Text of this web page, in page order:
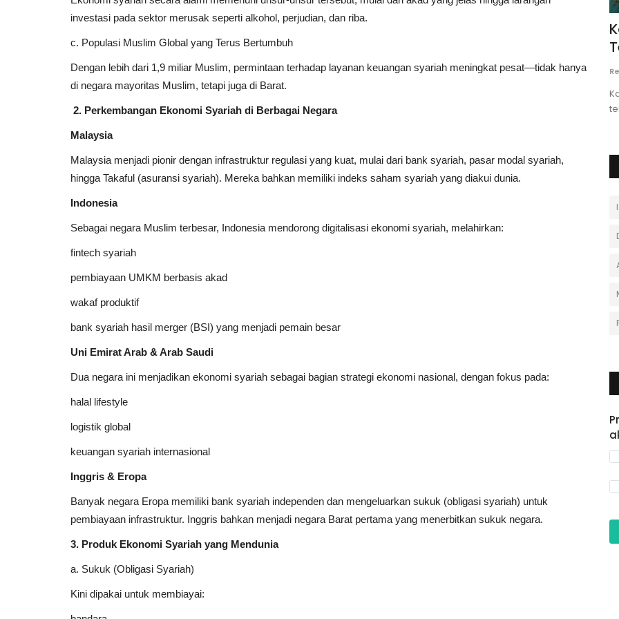
investasi pada sektor merusak seperti alkohol, perjudian, dan riba.
c. Populasi Muslim Global yang Terus Bertumbuh
Dengan lebih dari 1,9 miliar Muslim, permintaan terhadap layanan keuangan syariah meningkat pesat—tidak hanya
di negara mayoritas Muslim, tetapi juga di Barat.
2. Perkembangan Ekonomi Syariah di Berbagai Negara
Malaysia
Malaysia menjadi pionir dengan infrastruktur regulasi yang kuat, mulai dari bank syariah, pasar modal syariah,
hingga Takaful (asuransi syariah). Mereka bahkan memiliki indeks saham syariah yang diakui dunia.
Indonesia
Sebagai negara Muslim terbesar, Indonesia mendorong digitalisasi ekonomi syariah, melahirkan:
fintech syariah
pembiayaan UMKM berbasis akad
wakaf produktif
bank syariah hasil merger (BSI) yang menjadi pemain besar
Uni Emirat Arab & Arab Saudi
Dua negara ini menjadikan ekonomi syariah sebagai bagian strategi ekonomi nasional, dengan fokus pada:
halal lifestyle
logistik global
keuangan syariah internasional
Inggris & Eropa
Banyak negara Eropa memiliki bank syariah independen dan mengeluarkan sukuk (obligasi syariah) untuk
pembiayaan infrastruktur. Inggris bahkan menjadi negara Barat pertama yang menerbitkan sukuk negara.
3. Produk Ekonomi Syariah yang Mendunia
a. Sukuk (Obligasi Syariah)
Kini dipakai untuk membiayai:
Ramadhan
Smart Touch Pertama Di Indonesia
Karya Asli Indonesia "Mengubah...
nur uswatun hasanah Desember 25, 2025 0
Smarttouch Proyektor
Rezky pratama November 24, 2025 0